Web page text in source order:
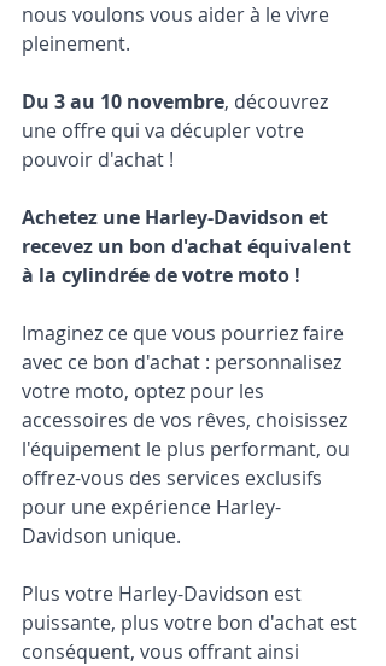
nous voulons vous aider à le vivre
pleinement.
Du 3 au 10 novembre, découvrez
une offre qui va décupler votre
pouvoir d'achat !
Achetez une Harley-Davidson et
recevez un bon d'achat équivalent
à la cylindrée de votre moto !
Imaginez ce que vous pourriez faire
avec ce bon d'achat : personnalisez
votre moto, optez pour les
accessoires de vos rêves, choisissez
l'équipement le plus performant, ou
offrez-vous des services exclusifs
pour une expérience Harley-
Davidson unique.
Plus votre Harley-Davidson est
puissante, plus votre bon d'achat est
conséquent, vous offrant ainsi